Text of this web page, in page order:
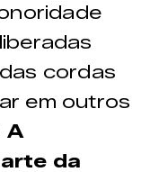
cordas
em outros
A
da